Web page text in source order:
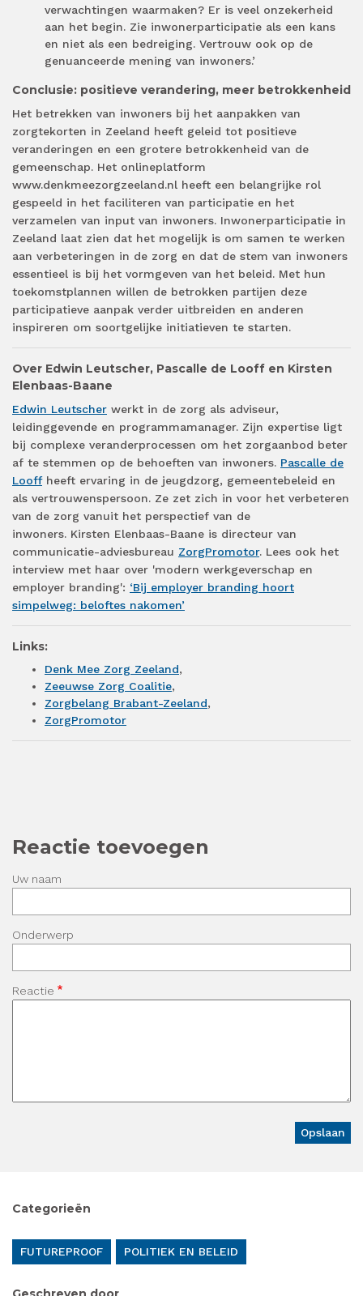
verwachtingen waarmaken? Er is veel onzekerheid
aan het begin. Zie inwonerparticipatie als een kans
en niet als een bedreiging. Vertrouw ook op de
genuanceerde mening van inwoners.’
Conclusie: positieve verandering, meer betrokkenheid
Het betrekken van inwoners bij het aanpakken van
zorgtekorten in Zeeland heeft geleid tot positieve
veranderingen en een grotere betrokkenheid van de
gemeenschap. Het onlineplatform
www.denkmeezorgzeeland.nl heeft een belangrijke rol
gespeeld in het faciliteren van participatie en het
verzamelen van input van inwoners. Inwonerparticipatie in
Zeeland laat zien dat het mogelijk is om samen te werken
aan verbeteringen in de zorg en dat de stem van inwoners
essentieel is bij het vormgeven van het beleid. Met hun
toekomstplannen willen de betrokken partijen deze
participatieve aanpak verder uitbreiden en anderen
inspireren om soortgelijke initiatieven te starten.
Over Edwin Leutscher, Pascalle de Looff en Kirsten
Elenbaas-Baane
Edwin Leutscher werkt in de zorg als adviseur,
leidinggevende en programmamanager. Zijn expertise ligt
bij complexe veranderprocessen om het zorgaanbod beter
af te stemmen op de behoeften van inwoners. Pascalle de
Looffheeft ervaring in de jeugdzorg, gemeentebeleid en
als vertrouwenspersoon. Ze zet zich in voor het verbeteren
van de zorg vanuit het perspectief van de
inwoners. Kirsten Elenbaas-Baane is directeur van
communicatie-adviesbureau ZorgPromotor. Lees ook het
interview met haar over 'modern werkgeverschap en
employer branding': ‘Bij employer branding hoort
simpelweg: beloftes nakomen’
Links:
Denk Mee Zorg Zeeland,
Zeeuwse Zorg Coalitie,
Zorgbelang Brabant-Zeeland,
ZorgPromotor
Reactie toevoegen
Uw naam
Onderwerp
Reactie
Categorieën
FUTUREPROOF POLITIEK EN BELEID